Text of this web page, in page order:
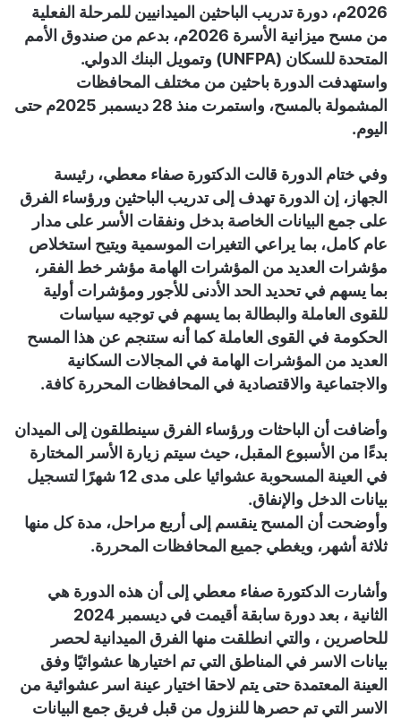
2026م، دورة تدريب الباحثين الميدانيين للمرحلة الفعلية
من مسح ميزانية الأسرة 2026م، بدعم من صندوق الأمم
المتحدة للسكان (UNFPA) وتمويل البنك الدولي.
واستهدفت الدورة باحثين من مختلف المحافظات
المشمولة بالمسح، واستمرت منذ 28 ديسمبر 2025م حتى
اليوم.
وفي ختام الدورة قالت الدكتورة صفاء معطي، رئيسة
الجهاز، إن الدورة تهدف إلى تدريب الباحثين ورؤساء الفرق
على جمع البيانات الخاصة بدخل ونفقات الأسر على مدار
عام كامل، بما يراعي التغيرات الموسمية ويتيح استخلاص
مؤشرات العديد من المؤشرات الهامة مؤشر خط الفقر،
بما يسهم في تحديد الحد الأدنى للأجور ومؤشرات أولية
للقوى العاملة والبطالة بما يسهم في توجيه سياسات
الحكومة في القوى العاملة كما أنه ستنجم عن هذا المسح
العديد من المؤشرات الهامة في المجالات السكانية
والاجتماعية والاقتصادية في المحافظات المحررة كافة.
وأضافت أن الباحثات ورؤساء الفرق سينطلقون إلى الميدان
بدءًا من الأسبوع المقبل، حيث سيتم زيارة الأسر المختارة
في العينة المسحوبة عشوائيا على مدى 12 شهرًا لتسجيل
بيانات الدخل والإنفاق.
وأوضحت أن المسح ينقسم إلى أربع مراحل، مدة كل منها
ثلاثة أشهر، ويغطي جميع المحافظات المحررة.
وأشارت الدكتورة صفاء معطي إلى أن هذه الدورة هي
الثانية ، بعد دورة سابقة أقيمت في ديسمبر 2024
للحاصرين ، والتي انطلقت منها الفرق الميدانية لحصر
بيانات الاسر في المناطق التي تم اختيارها عشوائيًا وفق
العينة المعتمدة حتى يتم لاحقا اختيار عينة اسر عشوائية من
الاسر التي تم حصرها للنزول من قبل فريق جمع البيانات